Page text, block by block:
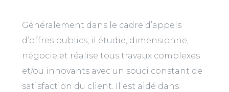
Généralement dans le cadre d’appels
d’offres publics, il étudie, dimensionne,
négocie et réalise tous travaux complexes
et/ou innovants avec un souci constant de
satisfaction du client. Il est aidé dans